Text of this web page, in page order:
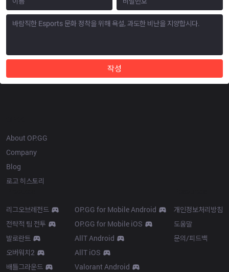
작성
About OP.GG
Company
Blog
로고 히스토리
리그오브레전드
전략적 팀 전투
발로란트
오버워치2
배틀그라운드
OP.GG for Mobile Android
OP.GG for Mobile iOS
AllT Android
AllT iOS
Valorant Android
개인정보처리방침
도움말
문의/피드백